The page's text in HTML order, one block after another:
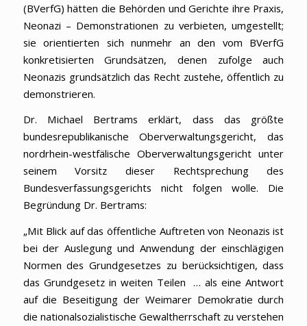
(BVerfG) hätten die Behörden und Gerichte ihre Praxis,
Neonazi – Demonstrationen zu verbieten, umgestellt;
sie orientierten sich nunmehr an den vom BVerfG
konkretisierten Grundsätzen, denen zufolge auch
Neonazis grundsätzlich das Recht zustehe, öffentlich zu
demonstrieren.
Dr. Michael Bertrams erklärt, dass das größte
bundesrepublikanische Oberverwaltungsgericht, das
nordrhein-westfälische Oberverwaltungsgericht unter
seinem Vorsitz dieser Rechtsprechung des
Bundesverfassungsgerichts nicht folgen wolle. Die
Begründung Dr. Bertrams:
„Mit Blick auf das öffentliche Auftreten von Neonazis ist
bei der Auslegung und Anwendung der einschlägigen
Normen des Grundgesetzes zu berücksichtigen, dass
das Grundgesetz in weiten Teilen … als eine Antwort
auf die Beseitigung der Weimarer Demokratie durch
die nationalsozialistische Gewaltherrschaft zu verstehen